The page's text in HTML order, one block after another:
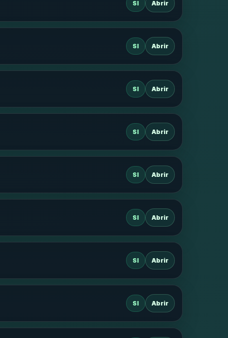
SI Abrir
SI Abrir
SI Abrir
SI Abrir
SI Abrir
SI Abrir
SI Abrir
SI Abrir